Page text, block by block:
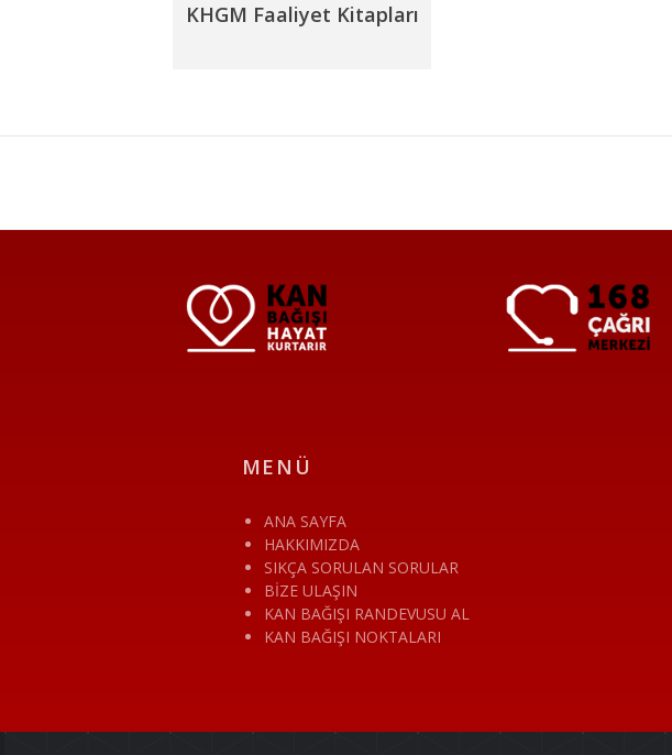
KHGM Faaliyet Kitapları
MENÜ
ANA SAYFA
HAKKIMIZDA
SIKÇA SORULAN SORULAR
BİZE ULAŞIN
KAN BAĞIŞI RANDEVUSU AL
KAN BAĞIŞI NOKTALARI